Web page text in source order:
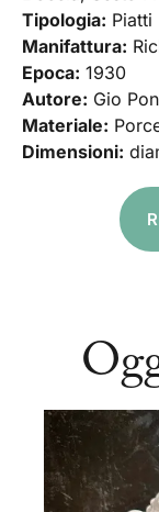
Tipologia: Piatti
Manifattura:
Epoca: 1930
Autore: Gio
Materiale:
Dimensioni: